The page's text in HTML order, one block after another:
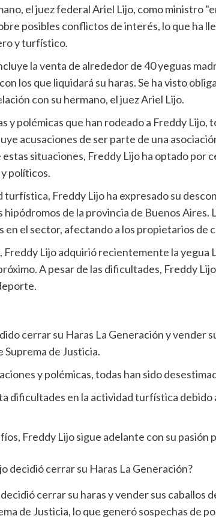
el juez federal Ariel Lijo, como ministro
posibles conflictos de interés, lo que ha
y turfístico.
la venta de alrededor de 40 yeguas
los que liquidará su haras. Se ha visto
con su hermano, el juez Ariel Lijo.
y polémicas que han rodeado a Freddy Lijo,
acusaciones de ser parte de una
estas situaciones, Freddy Lijo ha optado
políticos.
turfística, Freddy Lijo ha expresado su
hipódromos de la provincia de Buenos
en el sector, afectando a los propietarios de
Freddy Lijo adquirió recientemente la yegua
A pesar de las dificultades, Freddy
cerrar su Haras La Generación y vender
de Justicia.
y polémicas, todas han sido
dificultades en la actividad turfística
Freddy Lijo sigue adelante con su pasión
decidió cerrar su Haras La Generación?
cerrar su haras y vender sus caballos
de Justicia, lo que generó sospechas de